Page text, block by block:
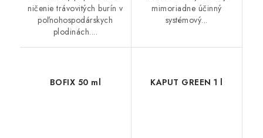
ničenie trávovitých burín v
poľnohospodárskych
plodinách....
mimoriadne účinný
systémový...
BOFIX 50 ml KAPUT GREEN 1 l